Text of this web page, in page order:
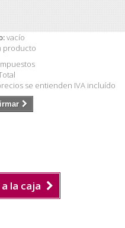
vacío
producto
se entienden IVA incluído
la caja